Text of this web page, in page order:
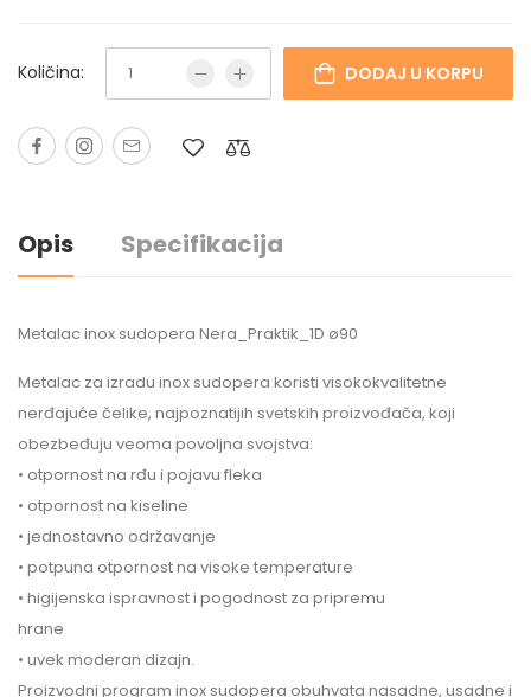
Količina: DODAJ U KORPU
Opis Specifikacija
Metalac inox sudopera Nera_Praktik_1D ø90
Metalac za izradu inox sudopera koristi visokokvalitetne
nerđajuće čelike, najpoznatijih svetskih proizvođača, koji
obezbeđuju veoma povoljna svojstva:
• otpornost na rđu i pojavu fleka
• otpornost na kiseline
• jednostavno održavanje
• potpuna otpornost na visoke temperature
• higijenska ispravnost i pogodnost za pripremu
hrane
• uvek moderan dizajn.
Proizvodni program inox sudopera obuhvata nasadne, usadne i